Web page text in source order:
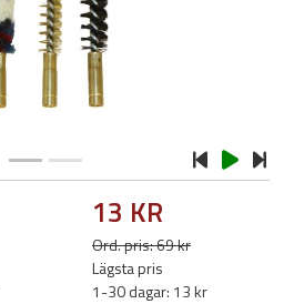
13 KR
Ord. pris: 69 kr
Lägsta pris
1-30 dagar: 13 kr